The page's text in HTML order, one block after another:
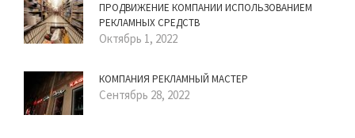
ПРОДВИЖЕНИЕ КОМПАНИИ ИСПОЛЬЗОВАНИЕМ
РЕКЛАМНЫХ СРЕДСТВ
Октябрь 1, 2022
КОМПАНИЯ РЕКЛАМНЫЙ МАСТЕР
Сентябрь 28, 2022